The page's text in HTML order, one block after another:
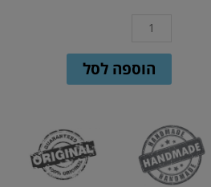
כמות
סלסילה
ריבועית
טריקו
בשלשה
צבעים
הוספה לסל